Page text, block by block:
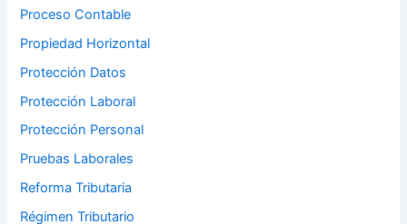
Proceso Contable
Propiedad Horizontal
Protección Datos
Protección Laboral
Protección Personal
Pruebas Laborales
Reforma Tributaria
Régimen Tributario